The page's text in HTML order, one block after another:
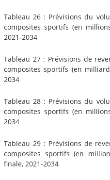
Tableau 26 : Prévisions du
composites sportifs (en
2021-2034
Tableau 27 : Prévisions de
composites sportifs (en
2034
Tableau 28 : Prévisions du
composites sportifs (en
2034
Tableau 29 : Prévisions de
composites sportifs (en
finale, 2021-2034